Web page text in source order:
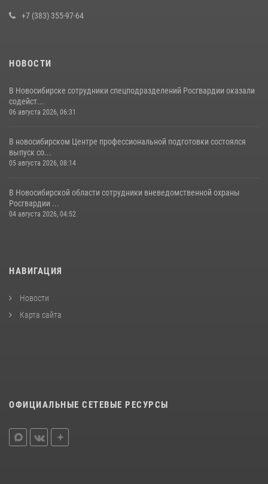
16 июля 2026, 03:39
+7 (383) 355-97-64
НОВОСТИ
В Новосибирске сотрудники спецподразделений Росгвардии оказали
содейст...
06 августа 2026, 06:31
В новосибирском Центре профессиональной подготовки состоялся
выпуск со...
05 августа 2026, 08:14
В Новосибирской области сотрудники вневедомственной охраны
Росгвардии ...
04 августа 2026, 04:52
НАВИГАЦИЯ
Новости
Карта сайта
ОФИЦИАЛЬНЫЕ СЕТЕВЫЕ РЕСУРСЫ